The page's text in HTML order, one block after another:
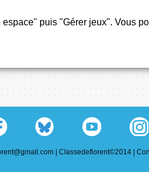
puis "Gérer jeux". Vous
| Classedeflorent©2014 |